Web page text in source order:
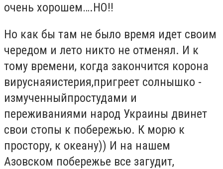
очень хорошем….НО!!
Но как бы там не было время идет своим
чередом и лето никто не отменял. И к
тому времени, когда закончится корона
вируснаяистерия,пригреет солнышко -
измученныйпростудами и
переживаниями народ Украины двинет
свои стопы к побережью. К морю к
простору, к океану)) И на нашем
Азовском побережье все загудит,